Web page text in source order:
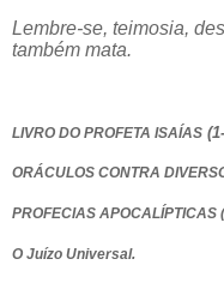
Lembre-se, teimosia,
também mata.
LIVRO DO PROFETA ISAÍAS
ORÁCULOS CONTRA
PROFECIAS APOCALÍPTICAS
O Juízo Universal.